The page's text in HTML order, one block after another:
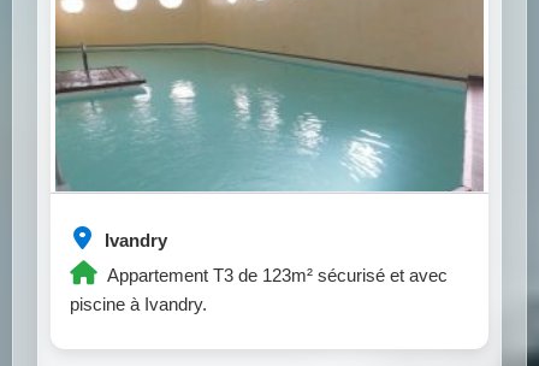
Ivandry
Appartement T3 de 123m² sécurisé et avec
piscine à Ivandry.